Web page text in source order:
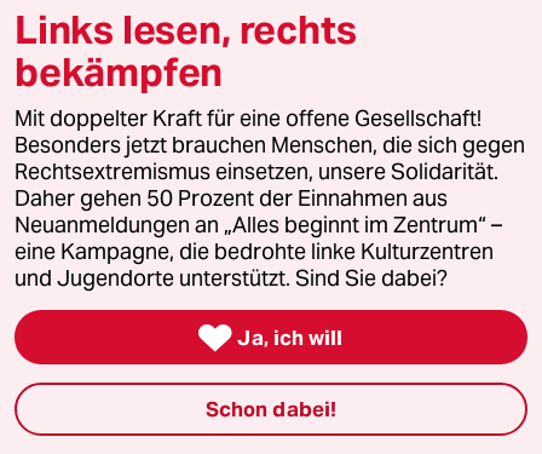
- Über das Jobcenter erfolgte die Nachfrage
nach der Herkunft einer ("Vermögens-
")Überweisung. Sie hätten vom Finanzamt (der
zuständigen Bundesbehörde) einen Hinweis
erhalten. / Es handelte sich um 80 Euro Zinsen
auf die Mietkaution von der Hausgesellschaft (-
dem Vermieter). / Der Nachweis über die
Herkunft und meine Überweisung an den
Eigentümer der Mietkaution wurde gegenüber
dem "Jobcenter" beweiskräftig geführt
(schriftlich und durch Kopien) etc.
Seit der HIV-Einführung, seit Januar 2005, der
spezialdemokratischen und
Links lesen, rechts
bekämpfen
Mit doppelter Kraft für eine offene Gesellschaft!
Besonders jetzt brauchen Menschen, die sich gegen
Rechtsextremismus einsetzen, unsere Solidarität.
Daher gehen 50 Prozent der Einnahmen aus
Neuanmeldungen an „Alles beginnt im Zentrum“ –
eine Kampagne, die bedrohte linke Kulturzentren
und Jugendorte unterstützt. Sind Sie dabei?
 Ja, ich will
Schon dabei!